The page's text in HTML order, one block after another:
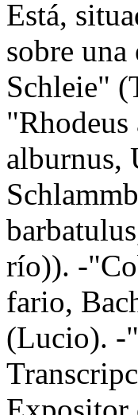
Está,
sobre
Schleie"
alburnus,
río)). -
fario,
(Lucio). -